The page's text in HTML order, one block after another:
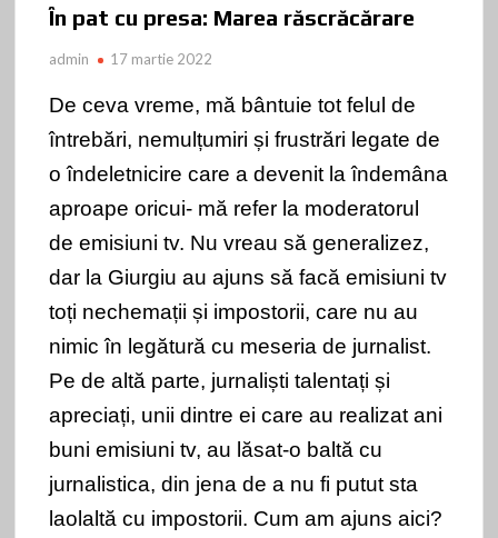
În pat cu presa: Marea răscrăcărare
admin 17 martie 2022
De ceva vreme, mă bântuie tot felul de
întrebări, nemulțumiri și frustrări legate de
o îndeletnicire care a devenit la îndemâna
aproape oricui- mă refer la moderatorul
de emisiuni tv. Nu vreau să generalizez,
dar la Giurgiu au ajuns să facă emisiuni tv
toți nechemații și impostorii, care nu au
nimic în legătură cu meseria de jurnalist.
Pe de altă parte, jurnaliști talentați și
apreciați, unii dintre ei care au realizat ani
buni emisiuni tv, au lăsat-o baltă cu
jurnalistica, din jena de a nu fi putut sta
laolaltă cu impostorii. Cum am ajuns aici?